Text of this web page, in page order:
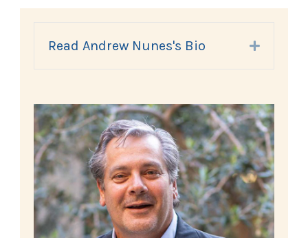
Read Andrew Nunes's Bio Expand